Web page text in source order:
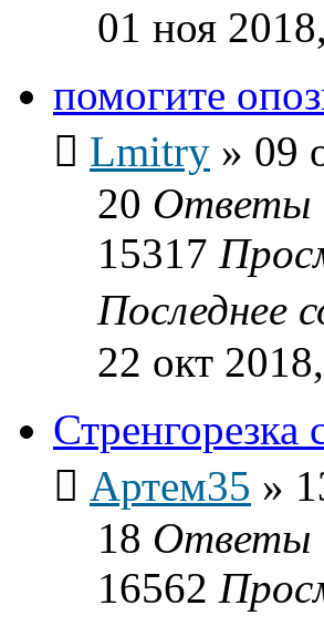
01 ноя
помогите
Lmitry » 09
20 Ответы
15317
Последнее
22 окт
Артем35 »
18 Ответы
16562